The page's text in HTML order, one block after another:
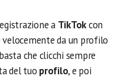
a TikTokcon
velocemente da un profilo
che clicchi sempre
del tuo profilo, e poi